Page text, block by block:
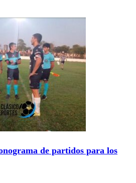
de partidos para los